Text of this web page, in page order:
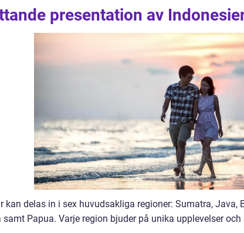
presentation av
kan delas in i sex huvudsakliga regioner: Sumatra, Java,
samt Papua. Varje region bjuder på unika upplevelser